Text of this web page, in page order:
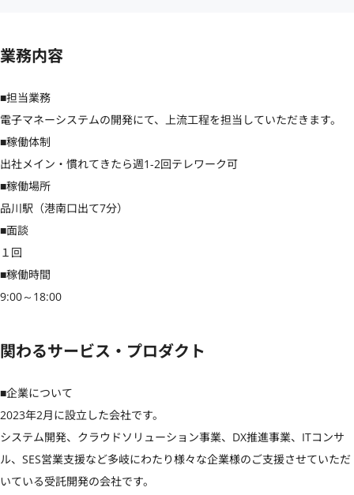
業務内容
■担当業務
電子マネーシステムの開発にて、上流工程を担当していただきます。
■稼働体制
出社メイン・慣れてきたら週1-2回テレワーク可
■稼働場所
品川駅（港南口出て7分）
■面談
１回
■稼働時間
9:00～18:00
関わるサービス・プロダクト
■企業について
2023年2月に設立した会社です。
システム開発、クラウドソリューション事業、DX推進事業、ITコンサ
ル、SES営業支援など多岐にわたり様々な企業様のご支援させていただ
いている受託開発の会社です。